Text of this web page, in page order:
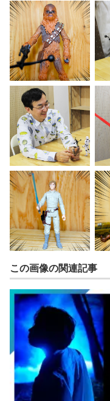
この画像の関連記事